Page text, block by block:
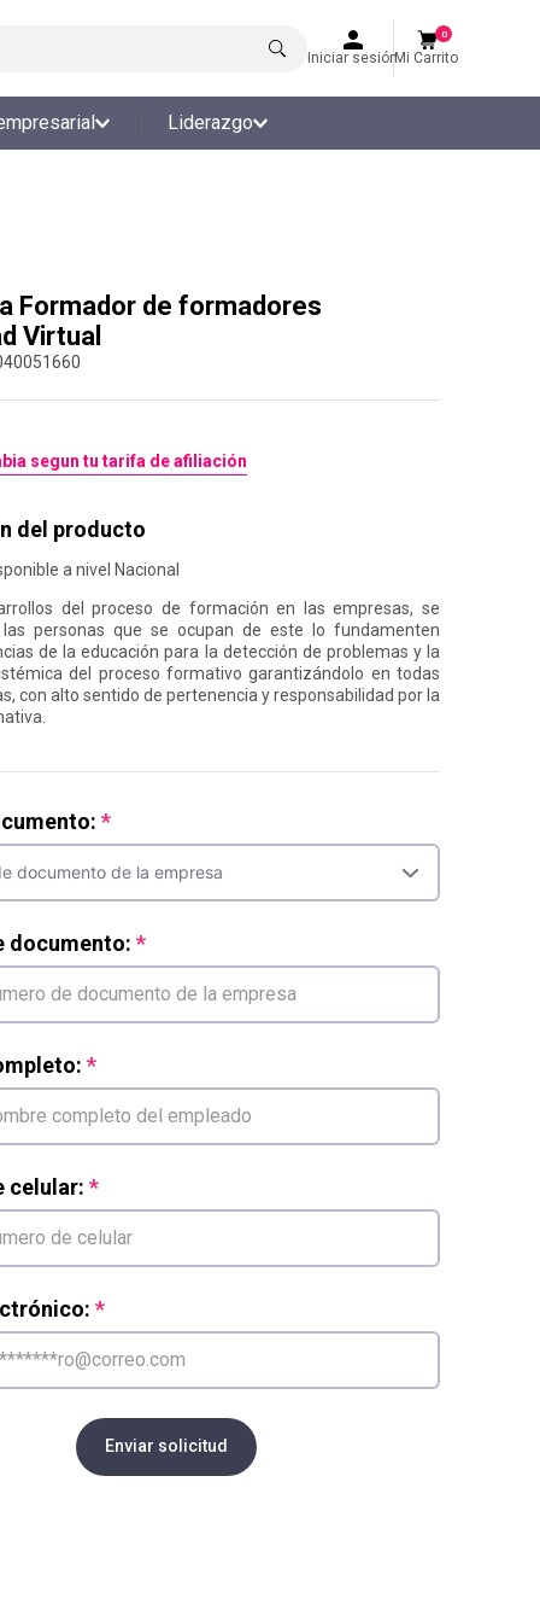
Iniciar sesiónMi Carrito
0
Liderazgo
Formador de formadores
Virtual
segun tu tarifa de afiliación
del producto
a nivel Nacional
del proceso de formación en las empresas, se
personas que se ocupan de este lo fundamenten
de la educación para la detección de problemas y la
del proceso formativo garantizándolo en todas
con alto sentido de pertenencia y responsabilidad por la
documento:
celular:
Enviar solicitud